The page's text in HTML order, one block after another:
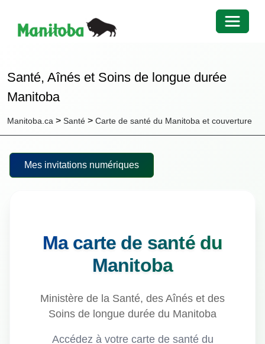
Santé, Aînés et Soins de longue durée
Manitoba
Manitoba.ca > Santé > Carte de santé du Manitoba et couverture
Mes invitations numériques
Ma carte de santé du
Manitoba
Ministère de la Santé, des Aînés et des
Soins de longue durée du Manitoba
Accédez à votre carte de santé du